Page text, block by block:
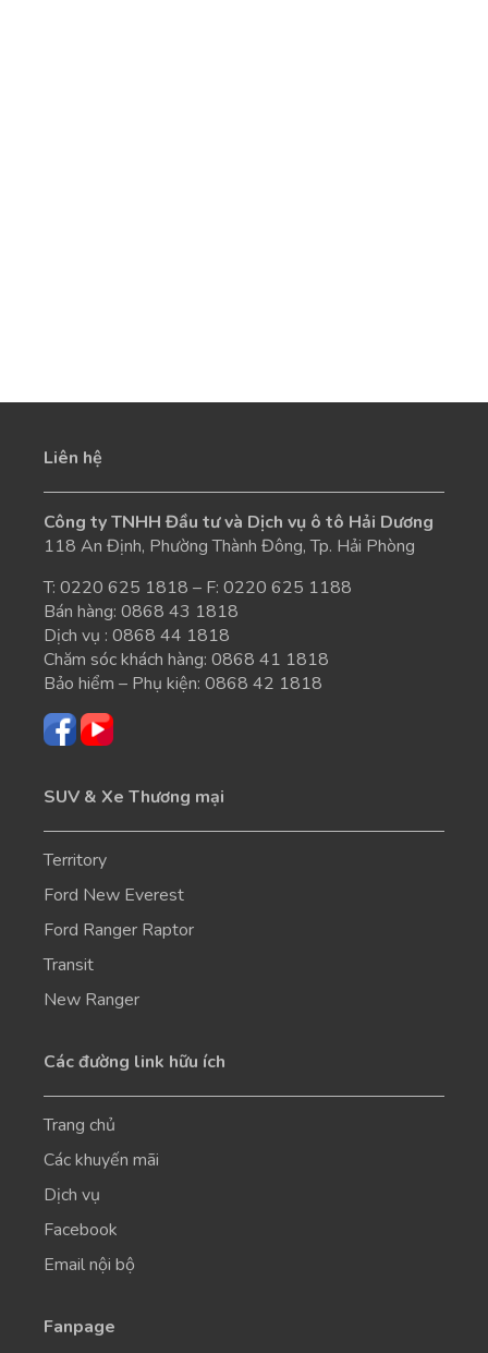
Liên hệ
Công ty TNHH Đầu tư và Dịch vụ ô tô Hải Dương
118 An Định, Phường Thành Đông, Tp. Hải Phòng
T: 0220 625 1818 – F: 0220 625 1188
Bán hàng: 0868 43 1818
Dịch vụ : 0868 44 1818
Chăm sóc khách hàng: 0868 41 1818
Bảo hiểm – Phụ kiện: 0868 42 1818
SUV & Xe Thương mại
Territory
Ford New Everest
Ford Ranger Raptor
Transit
New Ranger
Các đường link hữu ích
Trang chủ
Các khuyến mãi
Dịch vụ
Facebook
Email nội bộ
Fanpage